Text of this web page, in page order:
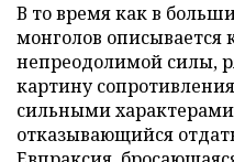
В то время как в
монголов описывается
непреодолимой силы,
картину
сильными
отказывающийся